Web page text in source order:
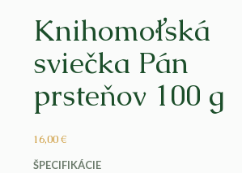
Knihomoľská
sviečka Pán
prsteňov 100 g
16,00€
ŠPECIFIKÁCIE